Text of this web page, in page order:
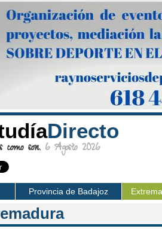
Directo
son. 6 Agosto 2026
Provincia de Badajoz